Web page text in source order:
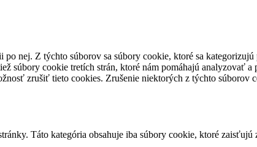
nej. Z týchto súborov sa súbory cookie, ktoré sa
súbory cookie tretích strán, ktoré nám pomáhajú analyzovať
zrušiť tieto cookies. Zrušenie niektorých z týchto
Táto kategória obsahuje iba súbory cookie, ktoré